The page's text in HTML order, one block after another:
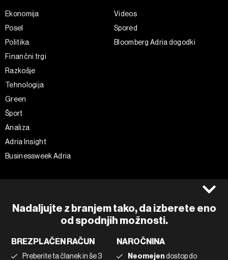
Nadaljujte z branjem tako, da izberete eno
od spodnjih možnosti.
BREZPLAČEN RAČUN
Preberite ta članek in še 3
NAROČNINA
Neomejendostop do
Ekonomija
Posel
Politika
Finančni trgi
Razkošje
Tehnologija
Green
Šport
Analiza
Adria Insight
Businessweek Adria
Videos
Spored
Bloomberg Adria dogodki
Piškotki
Marketing
Uporaba umetne inteligence
Instagram
Linkedin
Tiktok